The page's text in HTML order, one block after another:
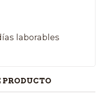
laborables